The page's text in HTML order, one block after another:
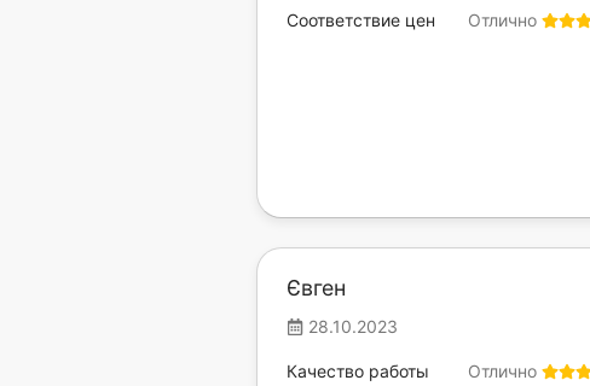
Отлично
Соответствие цен
Євген
28.10.2023
Отлично
Качество работы